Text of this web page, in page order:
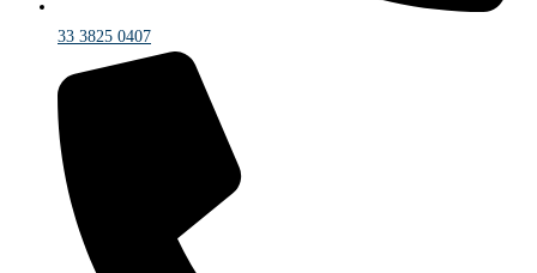
33 3825 0407